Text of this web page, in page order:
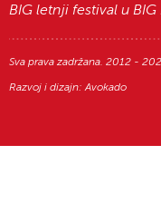
BIG letnji festival u
Sva prava zadržana. 2012 -
Razvoj i dizajn:Avokado